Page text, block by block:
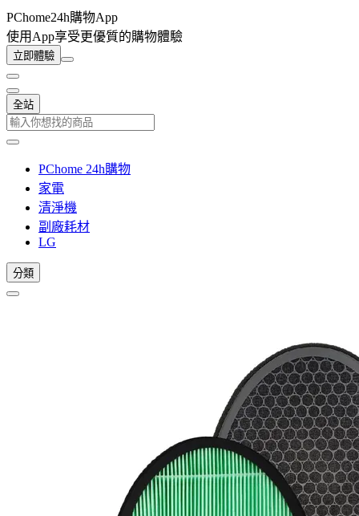
PChome24h購物App
使用App享受更優質的購物體驗
立即體驗
全站
PChome 24h購物
家電
清淨機
副廠耗材
LG
分類